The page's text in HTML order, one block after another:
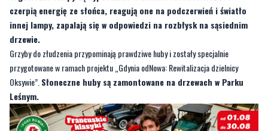
Grzyby do złudzenia przypominają prawdziwe huby i zostały specjalnie
przygotowane w ramach projektu „Gdynia odNowa: Rewitalizacja dzielnicy
Oksywie”.
Leśnym.